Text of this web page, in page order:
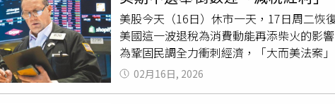
後再花錢幫你們訂過夜的房間，最後再幫
有附早午餐，你這是X小」、「什麼都自
園為唯一收費景點。對於外界批評，得標
定，全程公開。業者指出，遊覽車租賃、司
用結構並非單一項目可概括，若有疑義
美股今天（16日）休市一天，17日周二恢
美國這一波退稅為消費動能再添柴火的影
為鞏固民調全力衝刺經濟，「大而美法案
童稅收抵免、新增老年人扣除額6,000美元
同時，川普正式提名前聯準會理事華許
02月16日, 2026